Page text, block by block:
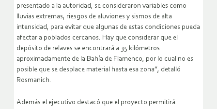
presentado a la autoridad, se consideraron variables como
lluvias extremas, riesgos de aluviones y sismos de alta
intensidad, para evitar que algunas de estas condiciones pueda
afectar a poblados cercanos. Hay que considerar que el
depósito de relaves se encontrará a 35 kilómetros
aproximadamente de la Bahía de Flamenco, por lo cual no es
posible que se desplace material hasta esa zona”, detalló
Rosmanich.
Además el ejecutivo destacó que el proyecto permitirá